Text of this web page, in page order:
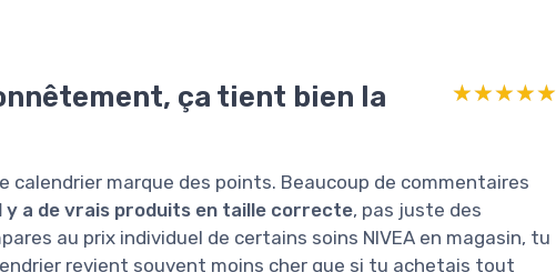
ça tient bien la
★★★★★
★★★★★
calendrier marque des points. Beaucoup de commentaires
y a de vrais produits en taille correcte, pas juste des
au prix individuel de certains soins NIVEA en magasin, tu
revient souvent moins cher que si tu achetais tout